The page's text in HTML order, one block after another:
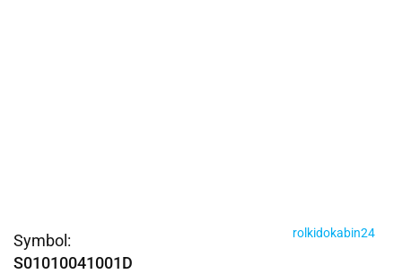
Symbol:
S01010041001D
rolkidokabin24